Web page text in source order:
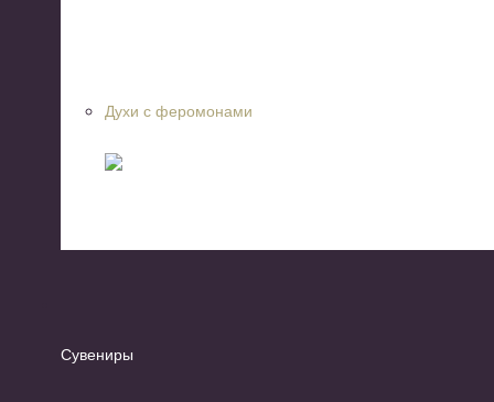
Духи с феромонами
Сувениры